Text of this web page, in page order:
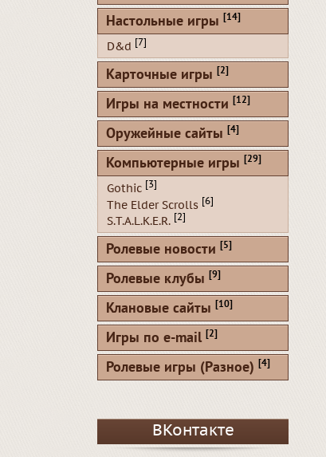
Настольные игры [14]
D&d [7]
Карточные игры [2]
Игры на местности [12]
Оружейные сайты [4]
Компьютерные игры [29]
Gothic [3]
The Elder Scrolls [6]
S.T.A.L.K.E.R. [2]
Ролевые новости [5]
Ролевые клубы [9]
Клановые сайты [10]
Игры по e-mail [2]
Ролевые игры (Разное) [4]
ВКонтакте